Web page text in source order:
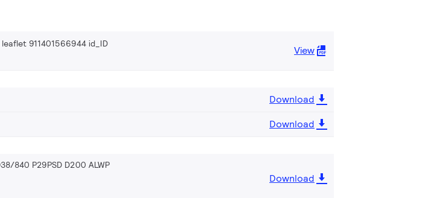
911401566944 id_ID
View
Download
Download
840 P29PSD D200 ALWP
Download